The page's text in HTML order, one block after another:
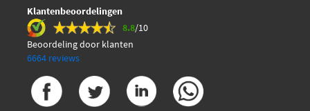
Klantenbeoordelingen
8.8/10
Beoordeling door klanten
6664 reviews